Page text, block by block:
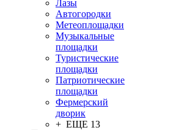
Лазы
Автогородки
Метеоплощадки
Музыкальные
площадки
Туристические
площадки
Патриотические
площадки
Фермерский
дворик
+ ЕЩЕ 13